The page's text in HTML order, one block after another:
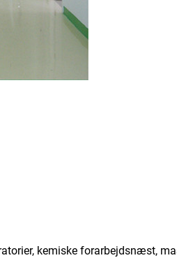
kemiske forarbejdsnæst,